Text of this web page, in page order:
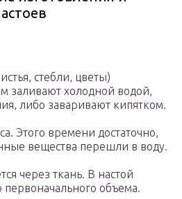
стебли, цветы)
заливают холодной водой,
либо заваривают кипятком.
Этого времени достаточно,
вещества перешли в воду.
через ткань. В настой
первоначального объема.